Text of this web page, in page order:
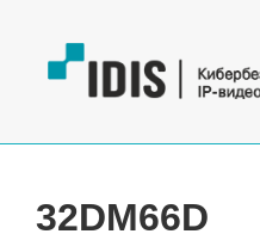
32DM66D